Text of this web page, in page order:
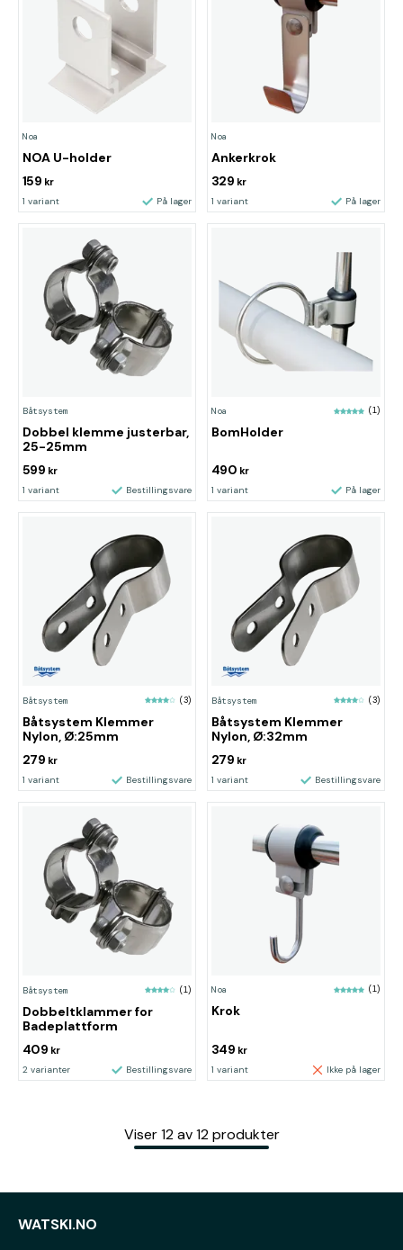
Noa
NOA U-holder
159 kr
1 variant På lager
Noa
Ankerkrok
329 kr
1 variant På lager
Båtsystem
Dobbel klemme justerbar,
25-25mm
599 kr
1 variant Bestillingsvare
Noa (1)
BomHolder
490 kr
1 variant På lager
Båtsystem (3)
Båtsystem Klemmer
Nylon, Ø:25mm
279 kr
1 variant Bestillingsvare
Båtsystem (3)
Båtsystem Klemmer
Nylon, Ø:32mm
279 kr
1 variant Bestillingsvare
Båtsystem (1)
Dobbeltklammer for
Badeplattform
409 kr
2 varianter Bestillingsvare
Noa (1)
Krok
349 kr
1 variant Ikke på lager
Viser 12 av 12 produkter
WATSKI.NO